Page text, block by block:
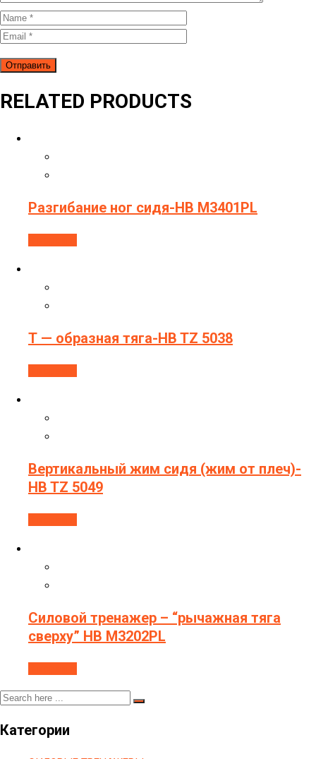
RELATED PRODUCTS
Разгибание ног сидя-HB M3401PL
Т — образная тяга-HB TZ 5038
Вертикальный жим сидя (жим от плеч)-
HB TZ 5049
Силовой тренажер – “рычажная тяга
сверху” HB M3202PL
Категории